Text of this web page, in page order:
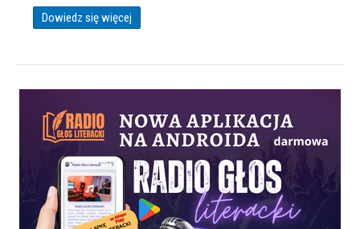
Dowiedz się więcej